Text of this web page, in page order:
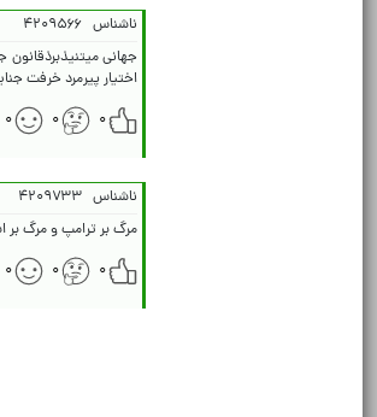
ناشناس ۴۲۰۹۵۶۶
جهانی
اختیار پیرمرد خرفت
۰
۰ ۰
ناشناس ۴۲۰۹۷۳۳
مرگ بر ترامپ و مرگ بر
۰
۰ ۰